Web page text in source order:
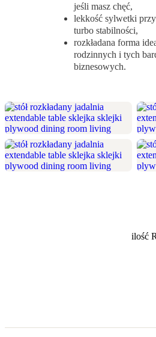
jeśli masz chęć,
lekkość sylwetki
turbo stabilności,
rozkładana forma
rodzinnych i tych
biznesowych.
ilość